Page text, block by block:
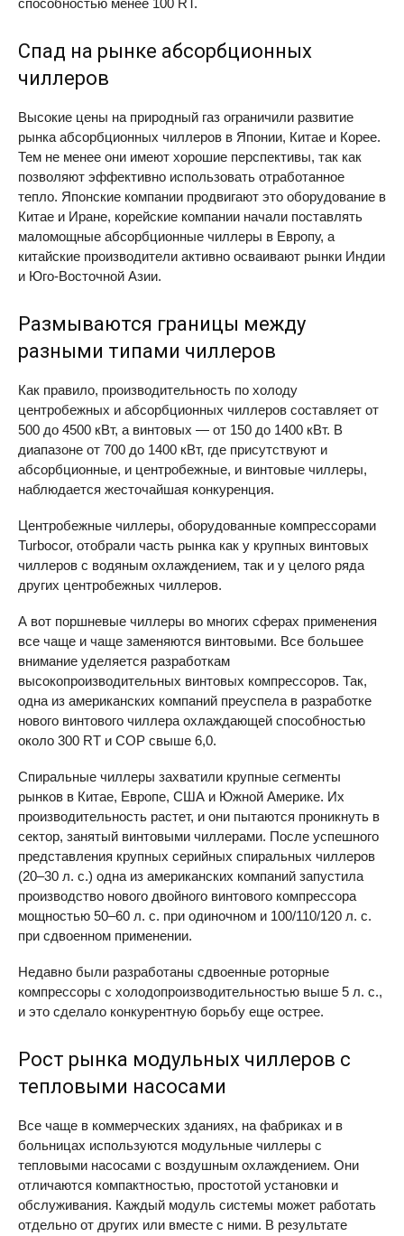
способностью менее 100 RT.
Спад на рынке абсорбционных
чиллеров
Высокие цены на природный газ ограничили развитие
рынка абсорбционных чиллеров в Японии, Китае и Корее.
Тем не менее они имеют хорошие перспективы, так как
позволяют эффективно использовать отработанное
тепло. Японские компании продвигают это оборудование в
Китае и Иране, корейские компании начали поставлять
маломощные абсорбционные чиллеры в Европу, а
китайские производители активно осваивают рынки Индии
и Юго-Восточной Азии.
Размываются границы между
разными типами чиллеров
Как правило, производительность по холоду
центробежных и абсорбционных чиллеров составляет от
500 до 4500 кВт, а винтовых — от 150 до 1400 кВт. В
диапазоне от 700 до 1400 кВт, где присутствуют и
абсорбционные, и центробежные, и винтовые чиллеры,
наблюдается жесточайшая конкуренция.
Центробежные чиллеры, оборудованные компрессорами
Turbocor, отобрали часть рынка как у крупных винтовых
чиллеров с водяным охлаждением, так и у целого ряда
других центробежных чиллеров.
А вот поршневые чиллеры во многих сферах применения
все чаще и чаще заменяются винтовыми. Все большее
внимание уделяется разработкам
высокопроизводительных винтовых компрессоров. Так,
одна из американских компаний преуспела в разработке
нового винтового чиллера охлаждающей способностью
около 300 RT и COP cвыше 6,0.
Спиральные чиллеры захватили крупные сегменты
рынков в Китае, Европе, США и Южной Америке. Их
производительность растет, и они пытаются проникнуть в
сектор, занятый винтовыми чиллерами. После успешного
представления крупных серийных спиральных чиллеров
(20–30 л. с.) одна из американских компаний запустила
производство нового двойного винтового компрессора
мощностью 50–60 л. с. при одиночном и 100/110/120 л. с.
при сдвоенном применении.
Недавно были разработаны сдвоенные роторные
компрессоры с холодопроизводительностью выше 5 л. с.,
и это сделало конкурентную борьбу еще острее.
Рост рынка модульных чиллеров c
тепловыми насосами
Все чаще в коммерческих зданиях, на фабриках и в
больницах используются модульные чиллеры с
тепловыми насосами с воздушным охлаждением. Они
отличаются компактностью, простотой установки и
обслуживания. Каждый модуль системы может работать
отдельно от других или вместе с ними. В результате